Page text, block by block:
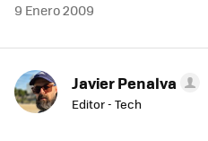
9 Enero 2009
Javier Penalva
Editor - Tech